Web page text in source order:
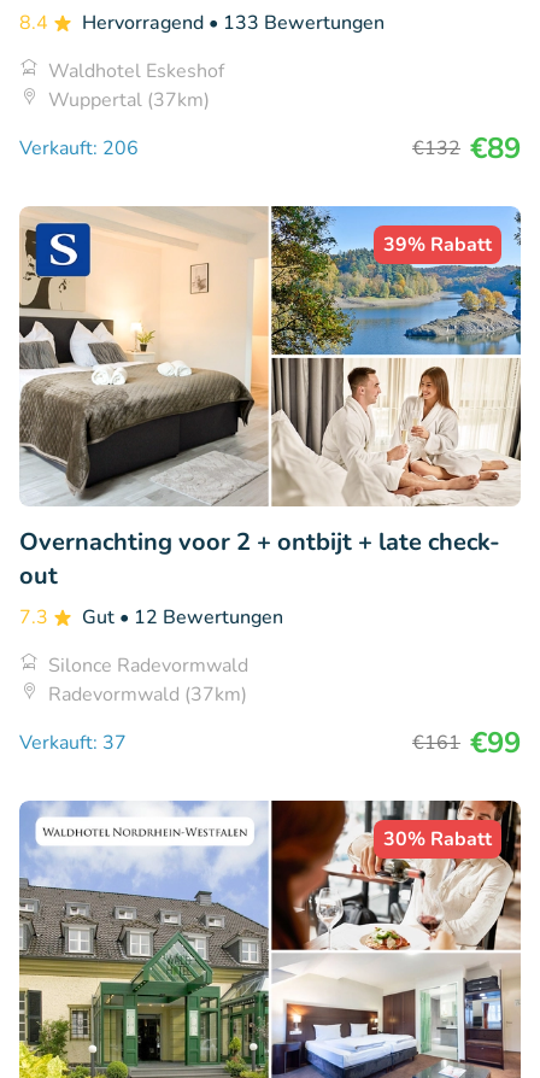
8.4 Hervorragend • 133 Bewertungen
Waldhotel Eskeshof
Wuppertal (37km)
Verkauft: 206
€132 €89
39% Rabatt
Overnachting voor 2 + ontbijt + late check-
out
7.3 Gut • 12 Bewertungen
Silonce Radevormwald
Radevormwald (37km)
Verkauft: 37
€161 €99
30% Rabatt